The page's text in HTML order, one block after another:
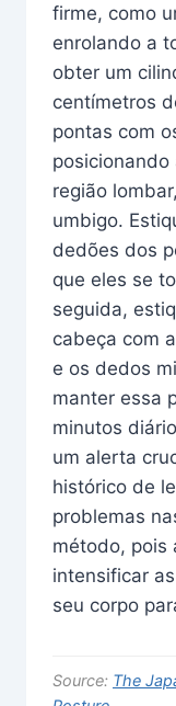
firme, como
enrolando a
obter um
centímetros
pontas com
região
umbigo.
dedões dos
que eles se
seguida,
cabeça com
e os dedos
manter essa
minutos
um alerta
histórico de
problemas
método, pois
intensificar
seu corpo
Source: The